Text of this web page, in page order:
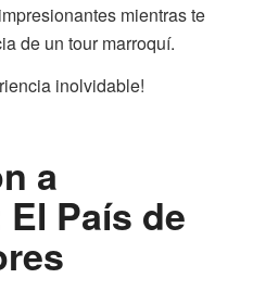
mientras te
de un tour marroquí.
inolvidable!
a
País de